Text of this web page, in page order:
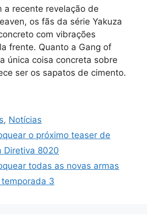
a recente revelação de
os fãs da série Yakuza
com vibrações
frente. Quanto a Gang of
única coisa concreta sobre
ser os sapatos de cimento.
, Notícias
o próximo teaser de
Diretiva 8020
todas as novas armas
3